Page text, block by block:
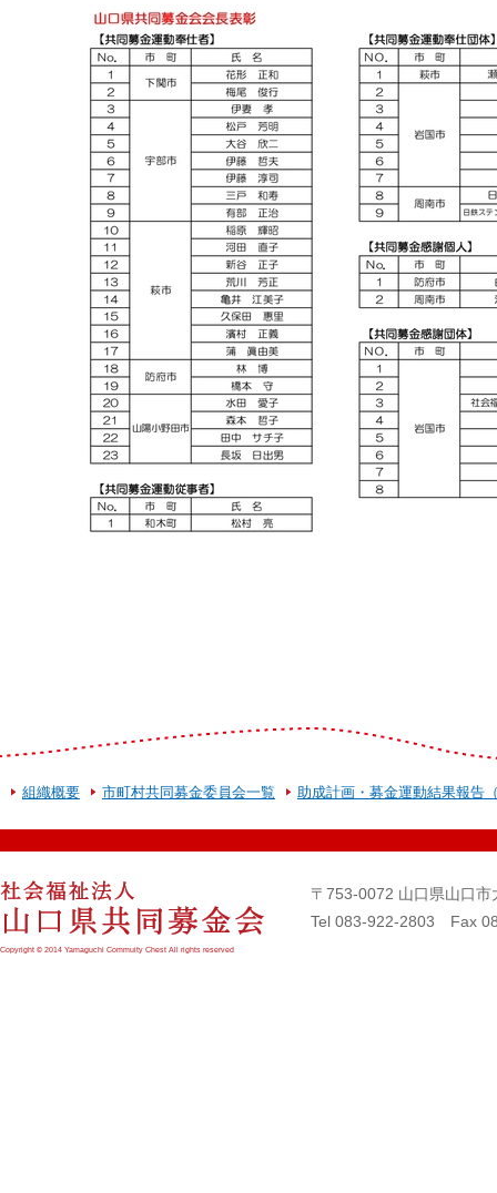
組織概要 市町村共同募金委員会一覧 助成計画・募金運動結果報告
〒753-0072 山口県山口
Tel 083-922-2803 Fax
Copyright © 2014 Yamaguchi Commuity Chest All rights reserved